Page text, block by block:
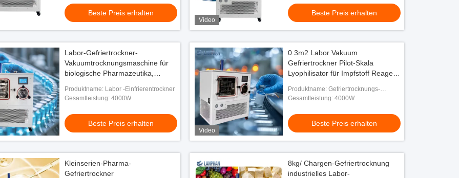
Beste Preis erhalten
Video
Beste Preis erhalten
Labor-Gefriertrockner-
Vakuumtrocknungsmaschine für
biologische Pharmazeutika,
Produktformulierung
Produktname: Labor -Einfrierentrockner
Gesamtleistung: 4000W
Beste Preis erhalten
Video
0.3m2 Labor Vakuum
Gefriertrockner Pilot-Skala
Lyophilisator für Impfstoff Reagenz
Produktname: Gefriertrocknungs-
Ausrüstung
Gesamtleistung: 4000W
Beste Preis erhalten
Kleinserien-Pharma-
Gefriertrockner
8kg/ Chargen-Gefriertrocknung
industrielles Labor-